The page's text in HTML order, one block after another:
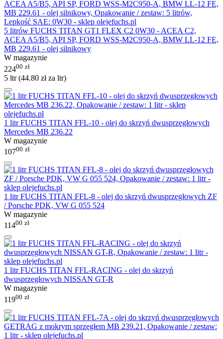
5 litrów FUCHS TITAN GT1 FLEX C2 0W30 - ACEA C2,
ACEA A5/B5, API SP, FORD WSS-M2C950-A, BMW LL-12 FE,
MB 229.61 - olej silnikowy
W magazynie
22400 zł
5 ltr (44.80 złza ltr)
1 litr FUCHS TITAN FFL-10 - olej do skrzyń dwusprzęgłowych
Mercedes MB 236.22
W magazynie
10700 zł
1 litr FUCHS TITAN FFL-8 - olej do skrzyń dwusprzęgłowych ZF
/ Porsche PDK, VW G 055 524
W magazynie
11400 zł
1 litr FUCHS TITAN FFL-RACING - olej do skrzyń
dwusprzęgłowych NISSAN GT-R
W magazynie
11900 zł